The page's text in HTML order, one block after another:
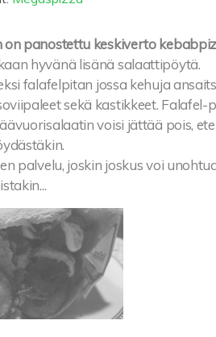
on panostettu keskiverto
hyvänä lisänä salaattipöytä.
falafelpitan jossa kehuja
sekä kastikkeet.
voisi jättää pois,
palvelu, joskin joskus voi